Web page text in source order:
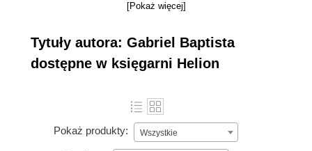
[Pokaż więcej]
Tytuły autora: Gabriel Baptista
dostępne w księgarni Helion
Pokaż produkty: Wszystkie